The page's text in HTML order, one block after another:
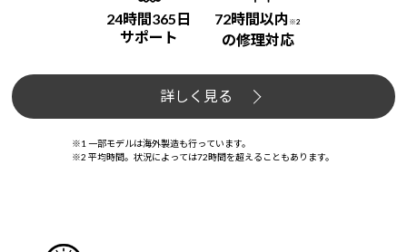
24時間365日
サポート
72時間以内 ※2
の修理対応
詳しく見る
※1 一部モデルは海外製造も行っています。
※2 平均時間。状況によっては72時間を超えることもあります。